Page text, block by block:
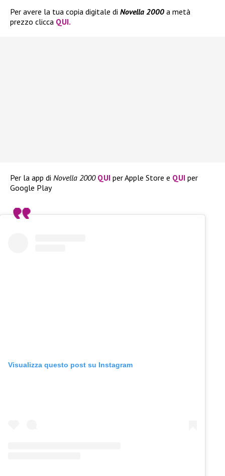
Per avere la tua copia digitale di Novella 2000 a metà
prezzo clicca QUI.
Per la app di Novella 2000 QUI per Apple Store e QUI per
Google Play
Visualizza questo post su Instagram